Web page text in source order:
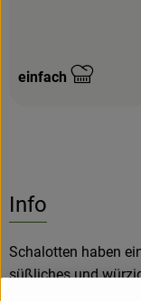
Schwierigkeit:
einfach
Info
Schalotten haben
süßliches und